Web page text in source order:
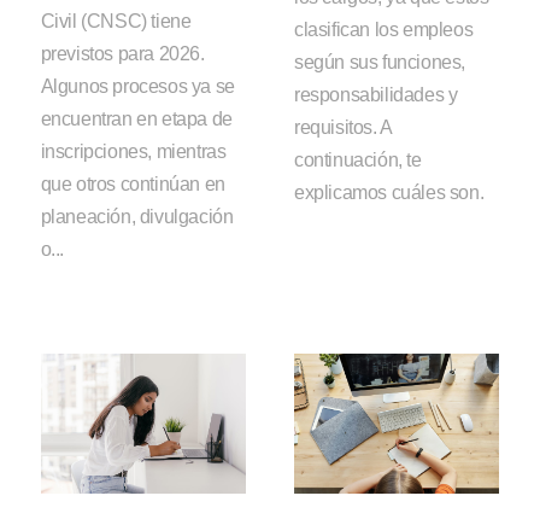
Civil (CNSC) tiene
previstos para 2026.
Algunos procesos ya se
encuentran en etapa de
inscripciones, mientras
que otros continúan en
planeación, divulgación
o...
clasifican los empleos
según sus funciones,
responsabilidades y
requisitos. A
continuación, te
explicamos cuáles son.